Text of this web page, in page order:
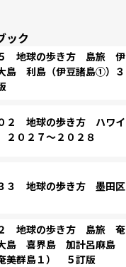
ック
地球の歩き方 島旅 伊
島 利島（伊豆諸島①）３
２ 地球の歩き方 ハワイ
０２７～２０２８
３ 地球の歩き方 墨田区
地球の歩き方 島旅 奄
島 喜界島 加計呂麻島
奄美群島１） ５訂版